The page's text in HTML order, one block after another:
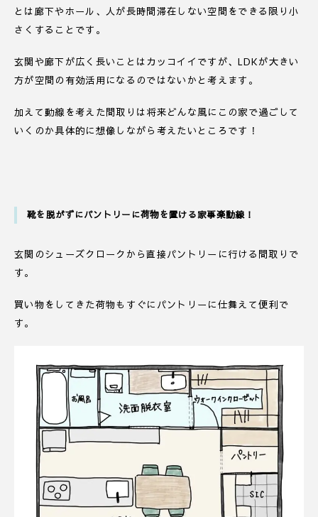
とは廊下やホール、人が長時間滞在しない空間をできる限り小
さくすることです。
玄関や廊下が広く長いことはカッコイイですが、LDKが大きい
方が空間の有効活用になるのではないかと考えます。
加えて動線を考えた間取りは将来どんな風にこの家で過ごして
いくのか具体的に想像しながら考えたいところです！
靴を脱がずにパントリーに荷物を置ける家事楽動線！
玄関のシューズクロークから直接パントリーに行ける間取りで
す。
買い物をしてきた荷物もすぐにパントリーに仕舞えて便利で
す。